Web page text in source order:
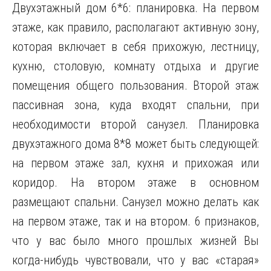
Двухэтажный дом 6*6: планировка. На первом
этаже, как правило, располагают активную зону,
которая включает в себя прихожую, лестницу,
кухню, столовую, комнату отдыха и другие
помещения общего пользования. Второй этаж
пассивная зона, куда входят спальни, при
необходимости второй санузел. Планировка
двухэтажного дома 8*8 может быть следующей:
на первом этаже зал, кухня и прихожая или
коридор. На втором этаже в основном
размещают спальни. Санузел можно делать как
на первом этаже, так и на втором. 6 признаков,
что у вас было много прошлых жизней Вы
когда-нибудь чувствовали, что у вас «старая»